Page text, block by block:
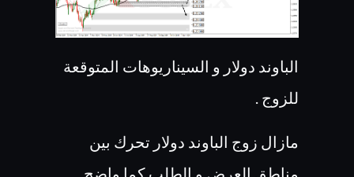
الباوند دولار و السيناريوهات المتوقعة
للزوج .
مازال زوج الباوند دولار تحرك بين
مناطق العرض و الطلب كما واضح